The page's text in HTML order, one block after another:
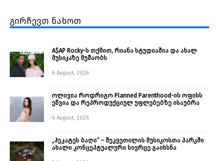
გირჩევთ ნახოთ
A$AP Rocky-ს თქმით, რიანა სტუდიაშია და ახალ
მუსიკაზე მუშაობს
6 August, 2026
ოლივია როდრიგო Planned Parenthood-ის ოფისს
ეწვია და რეპროდუქციულ უფლებებზე ისაუბრა
6 August, 2026
„ჰეკატეს ბაღი“ – შეკვეთილის მუსიკოსთა პარკში
ახალი კონცეპტუალური სივრცე გაიხსნა ￼